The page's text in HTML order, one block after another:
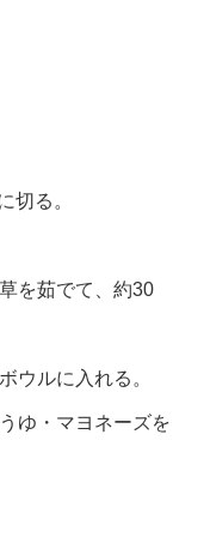
切る。
を茹でて、約30
ルに入れる。
ゆ・マヨネーズを